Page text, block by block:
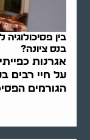
בין
בנס ציונה?
אגרנות
על חיי רבים
הגורמים